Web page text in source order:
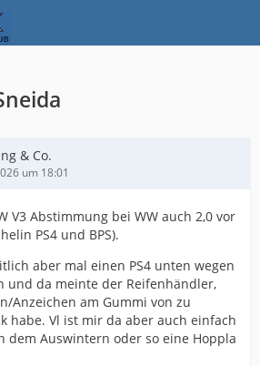
& Co.
um 18:01
V3 Abstimmung bei WW auch 2,0 vor
PS4 und BPS).
aber mal einen PS4 unten wegen
und da meinte der Reifenhändler,
Anzeichen am Gummi von zu
habe. Vl ist mir da aber auch einfach
dem Auswintern oder so eine Hoppla